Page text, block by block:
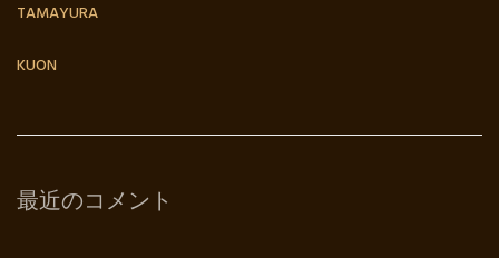
TAMAYURA
KUON
最近のコメント